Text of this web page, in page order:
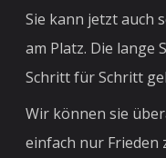
Sie kann jetzt auch
am Platz. Die lange
Schritt für Schritt
Wir können sie
einfach nur Frieden